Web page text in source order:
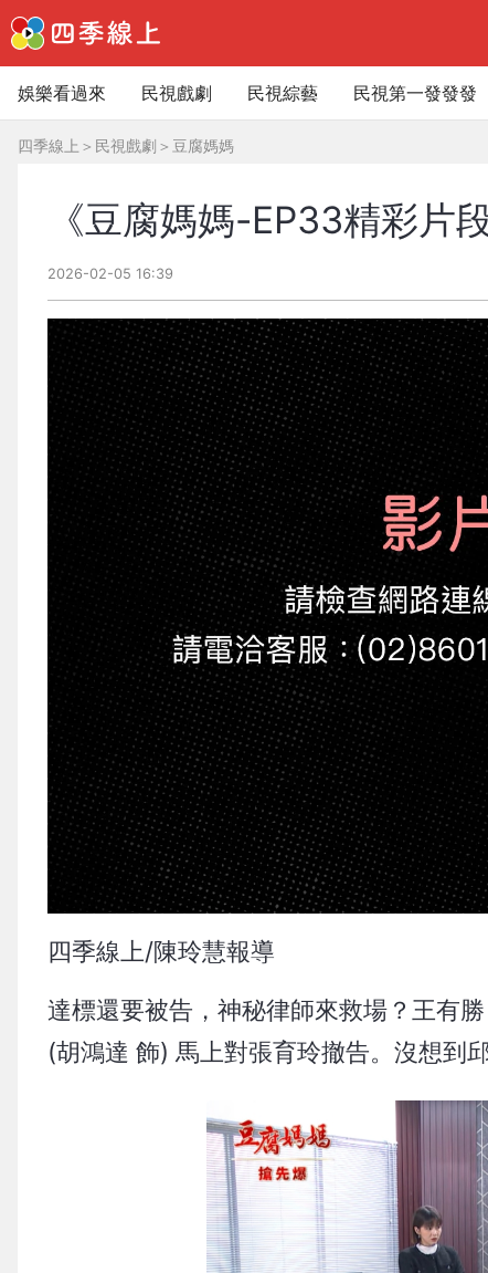
娛樂看過來 民視戲劇 民視綜藝 民視第一發發發
四季線上 ＞ 民視戲劇 ＞ 豆腐媽媽
《豆腐媽媽-EP33精彩片
2026-02-05 16:39
四季線上/陳玲慧報導
達標還要被告，神秘律師來救場？王有
(胡鴻達 飾) 馬上對張育玲撤告。沒想到